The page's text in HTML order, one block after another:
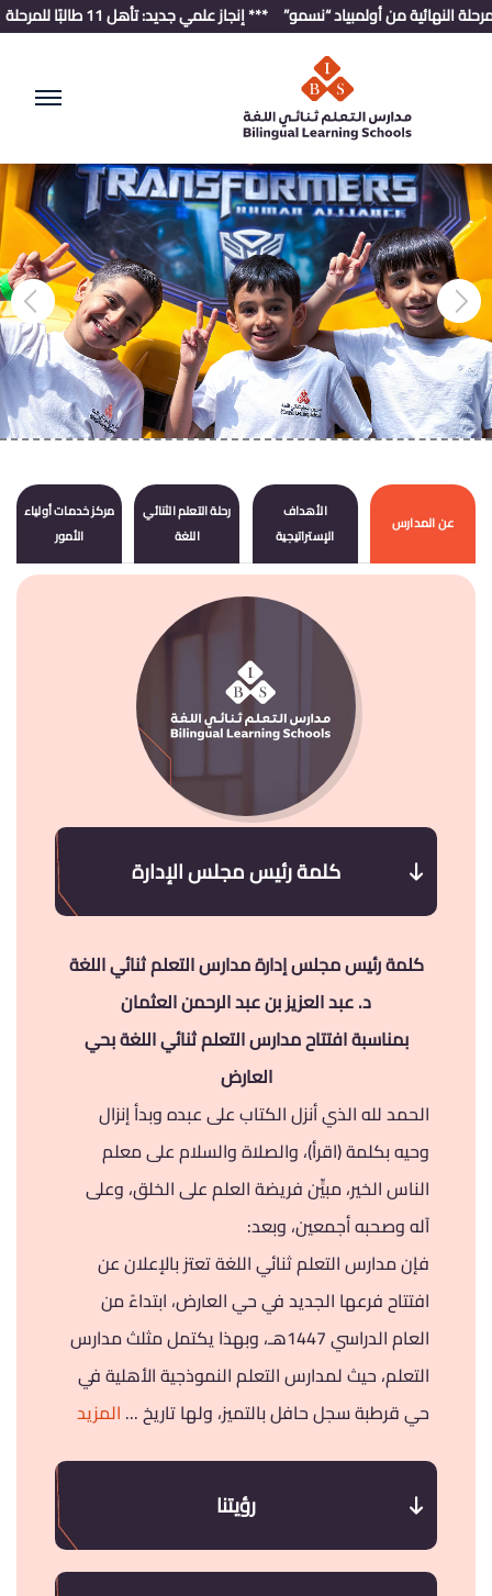
“نسمو” *** إنجاز علمي جديد: تأهل 11 طالبًا للمرحلة الثالثة في أولمبياد نسمو الوطني
مدارس التعلم ثنائي اللغة
تـهـيئة تعـلم نوعي مبني على المخـرجـات
يتـمـركز حول الطـالب
عن المدارس
الأهداف
الإستراتيجية
رحلة التعلم الثنائي
اللغة
مركز خدمات أولياء
الأمور
كلمة رئيس مجلس الإدارة
كلمة رئيس مجلس إدارة مدارس التعلم ثنائي اللغة
د. عبد العزيز بن عبد الرحمن العثمان
بمناسبة افتتاح مدارس التعلم ثنائي اللغة بحي
العارض
الحمد لله الذي أنزل الكتاب على عبده وبدأ إنزال
وحيه بكلمة (اقرأ)، والصلاة والسلام على معلم
الناس الخير، مبيٍّن فريضة العلم على الخلق، وعلى
آله وصحبه أجمعين، وبعد:
فإن مدارس التعلم ثنائي اللغة تعتز بالإعلان عن
افتتاح فرعها الجديد في حي العارض، ابتداءً من
العام الدراسي 1447هـ، وبهذا يكتمل مثلث مدارس
التعلم، حيث لمدارس التعلم النموذجية الأهلية في
حي قرطبة سجل حافل بالتميز، ولها تاريخ ... المزيد
رؤيتنا